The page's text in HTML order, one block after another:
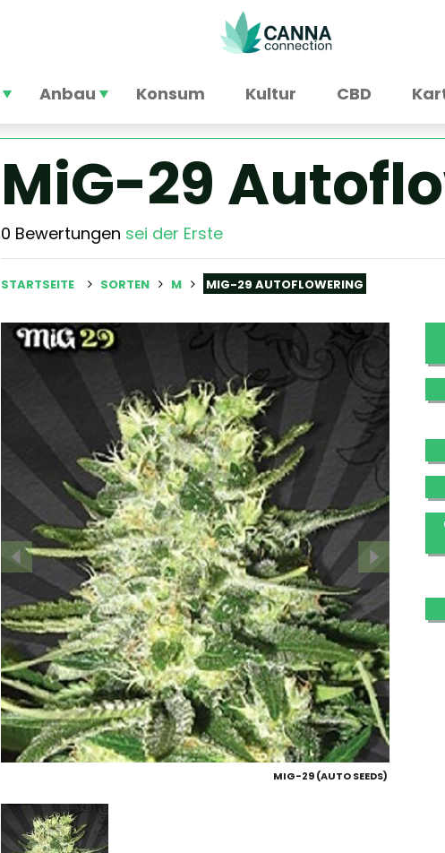
Anbau Konsum Kultur CBD
MiG-29
0 Bewertungen sei der Erste
STARTSEITE SORTEN M MIG-29 AUTOFLOWERING
MIG-29 (AUTO SEEDS)